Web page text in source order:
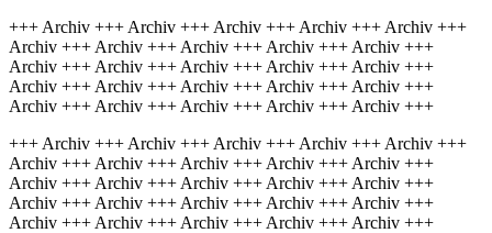
+++ Archiv +++ Archiv +++ Archiv +++ Archiv +++ Archiv +++
Archiv +++ Archiv +++ Archiv +++ Archiv +++ Archiv +++
Archiv +++ Archiv +++ Archiv +++ Archiv +++ Archiv +++
Archiv +++ Archiv +++ Archiv +++ Archiv +++ Archiv +++
Archiv +++ Archiv +++ Archiv +++ Archiv +++ Archiv +++
+++ Archiv +++ Archiv +++ Archiv +++ Archiv +++ Archiv +++
Archiv +++ Archiv +++ Archiv +++ Archiv +++ Archiv +++
Archiv +++ Archiv +++ Archiv +++ Archiv +++ Archiv +++
Archiv +++ Archiv +++ Archiv +++ Archiv +++ Archiv +++
Archiv +++ Archiv +++ Archiv +++ Archiv +++ Archiv +++